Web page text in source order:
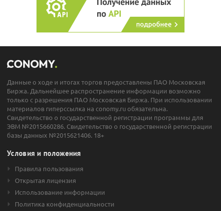
Данные о ходе и итогах торгов предоставлены ПАО Московская
Биржа. Дальнейшее распространение информации возможно
только с разрешения ПАО Московская Биржа. При использовании
материалов гиперссылка на conomy.ru обязательна.
Свидетельство о государственной регистрации программы для
ЭВМ №2015660286. Свидетельство о государственной регистрации
базы данных №2015621406. 18+
Условия и положения
Правила пользования
Открытая лицензия
Использование информации
Политика конфиденциальности